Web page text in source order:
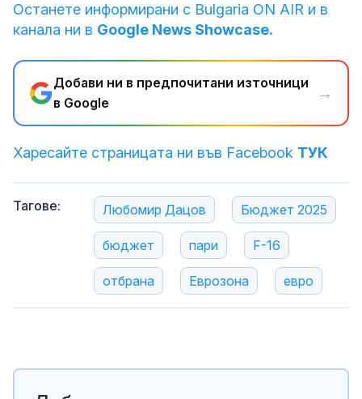
Останете информирани с Bulgaria ON AIR и в
канала ни в Google News Showcase.
Добави ни в предпочитани източници
в Google
→
Харесайте страницата ни във Facebook ТУК
Тагове: Любомир Дацов Бюджет 2025
бюджет пари F-16
отбрана Еврозона евро